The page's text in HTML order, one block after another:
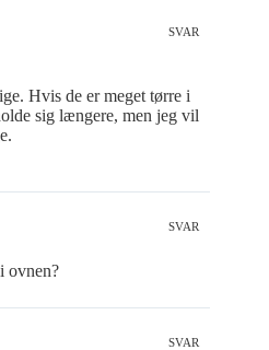
SVAR
Hvis de er meget tørre i
sig længere, men jeg vil
SVAR
ovnen?
SVAR